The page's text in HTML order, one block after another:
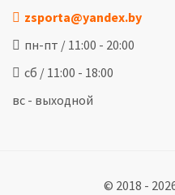
zsporta@yandex.by
пн-пт / 11:00 - 20:00
сб / 11:00 - 18:00
вс - выходной
© 2018 -